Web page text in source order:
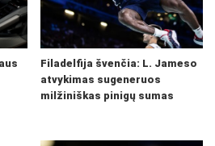
Filadelfija švenčia: L. Jameso
atvykimas sugeneruos
milžiniškas pinigų sumas